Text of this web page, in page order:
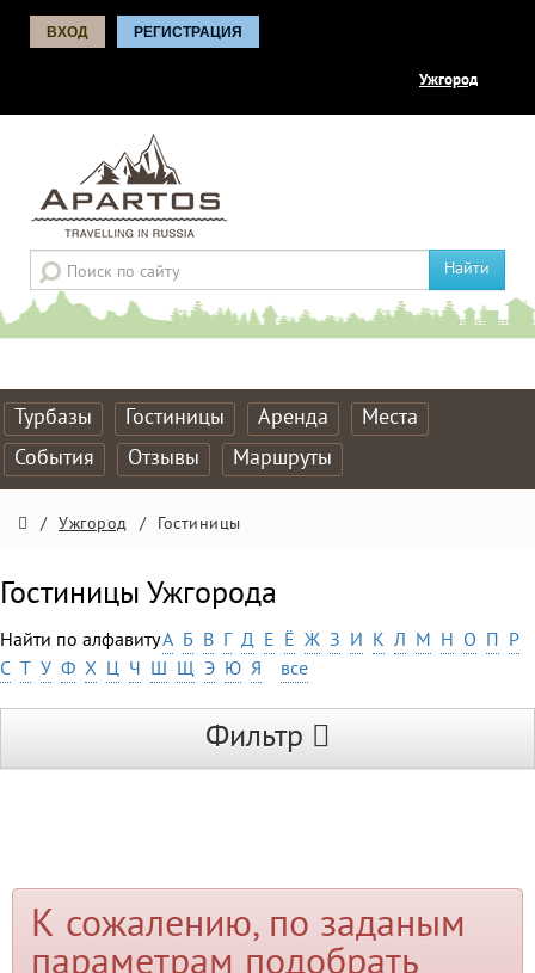
ВХОД РЕГИСТРАЦИЯ
Ужгород
Найти
Турбазы Гостиницы Аренда
Места
События
Отзывы Маршруты
/ Ужгород / Гостиницы
Гостиницы Ужгорода
Найти по алфавитуА Б В Г Д Е Ё Ж З И К Л М Н О П Р
С Т У Ф Х Ц Ч Ш Щ Э Ю Я все
Фильтр
К сожалению, по заданым